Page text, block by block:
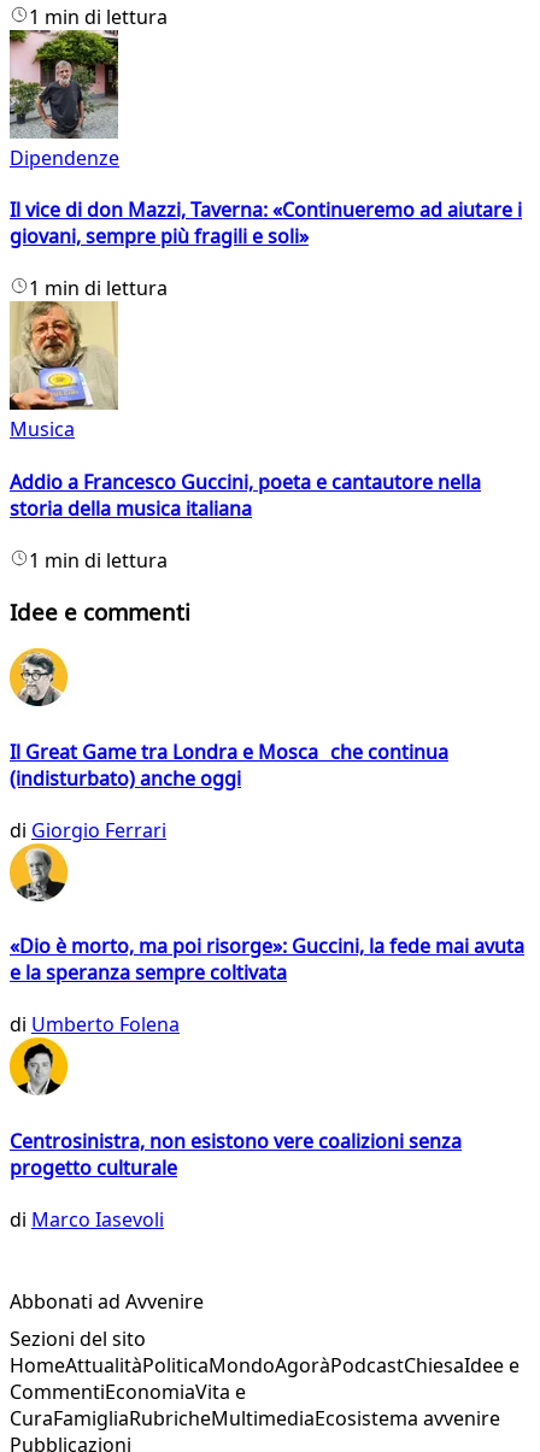
1 min di lettura
Dipendenze
Il vice di don Mazzi, Taverna: «Continueremo ad aiutare i
giovani, sempre più fragili e soli»
1 min di lettura
Musica
Addio a Francesco Guccini, poeta e cantautore nella
storia della musica italiana
1 min di lettura
Idee e commenti
Il Great Game tra Londra e Mosca che continua
(indisturbato) anche oggi
di Giorgio Ferrari
«Dio è morto, ma poi risorge»: Guccini, la fede mai avuta
e la speranza sempre coltivata
di Umberto Folena
Centrosinistra, non esistono vere coalizioni senza
progetto culturale
di Marco Iasevoli
Abbonati ad Avvenire
Sezioni del sito
HomeAttualitàPoliticaMondoAgoràPodcastChiesaIdee e
CommentiEconomiaVita e
CuraFamigliaRubricheMultimediaEcosistema avvenire
Pubblicazioni